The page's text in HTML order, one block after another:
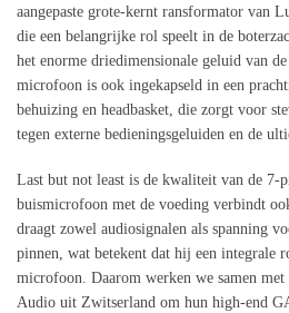
aangepaste grote-kernt ransformator van
die een belangrijke rol speelt in de
het enorme driedimensionale geluid van
microfoon is ook ingekapseld in een
behuizing en headbasket, die zorgt voor
tegen externe bedieningsgeluiden en de
Last but not least is de kwaliteit van de 7-
buismicrofoon met de voeding verbindt
draagt ​​zowel audiosignalen als spanning
pinnen, wat betekent dat hij een integrale
microfoon. Daarom werken we samen
Audio uit Zwitserland om hun high-end